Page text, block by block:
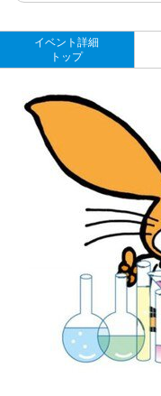
イベント詳細
トップ